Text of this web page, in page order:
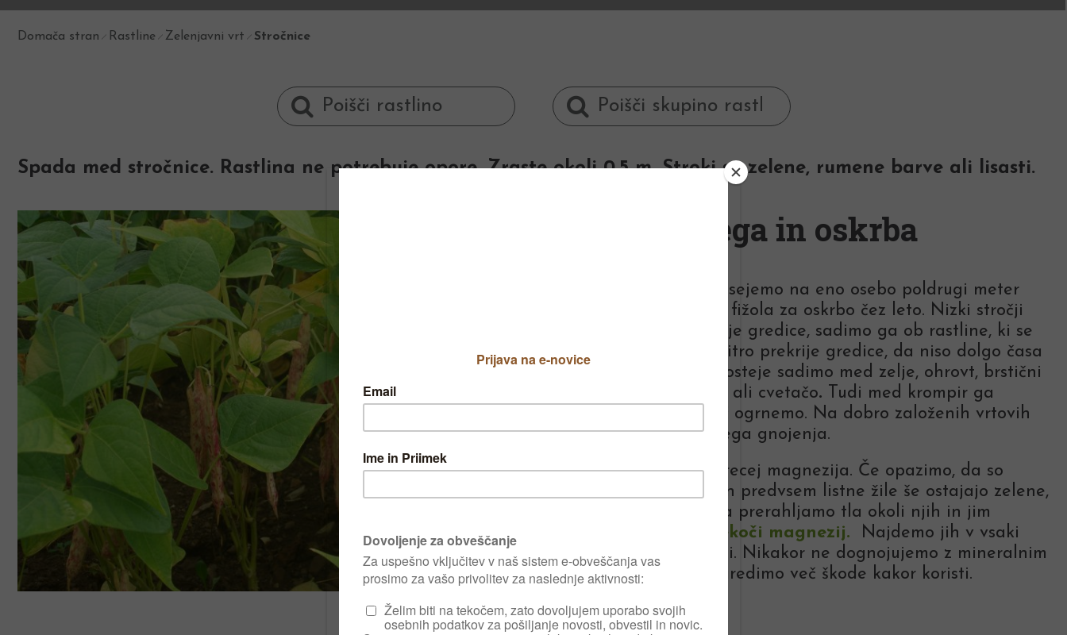
Domača stran Rastline Zelenjavni vrt Stročnice
Spada med stročnice. Rastlina ne potrebuje opore. Zraste okoli 0,5 m. Stroki so zelene, rumene barve ali lisasti.
Nega in oskrba
Za ljubitelje fižola posejemo na eno osebo poldrugi meter
dolgo vrstico nizkega fižola za oskrbo čez leto. Nizki stročji
fižol ne potrebuje svoje gredice, sadimo ga ob rastline, ki se
razvijajo počasi, saj hitro prekrije gredice, da niso dolgo časa
gole. Tako ga najpogosteje sadimo med zelje, ohrovt, brstični
ali kodro listni ohrovt ali cvetačo. Tudi med krompir ga
sadimo, ko ga zadnjič ogrnemo. Na dobro založenih vrtovih
ne potrebuje posebnega gnojenja.
Fižol potrebuje kar precej magnezija. Če opazimo, da so
rastline rumenkaste in predvsem listne žile še ostajajo zelene,
rastline okopljemo, da prerahljamo tla okoli njih in jim
Plantella Tekoči magnezij. Najdemo jih v vsaki
bolje založeni trgovini. Nikakor ne dognojujemo z mineralnim
dušikom, ker s tem naredimo več škode kakor koristi.